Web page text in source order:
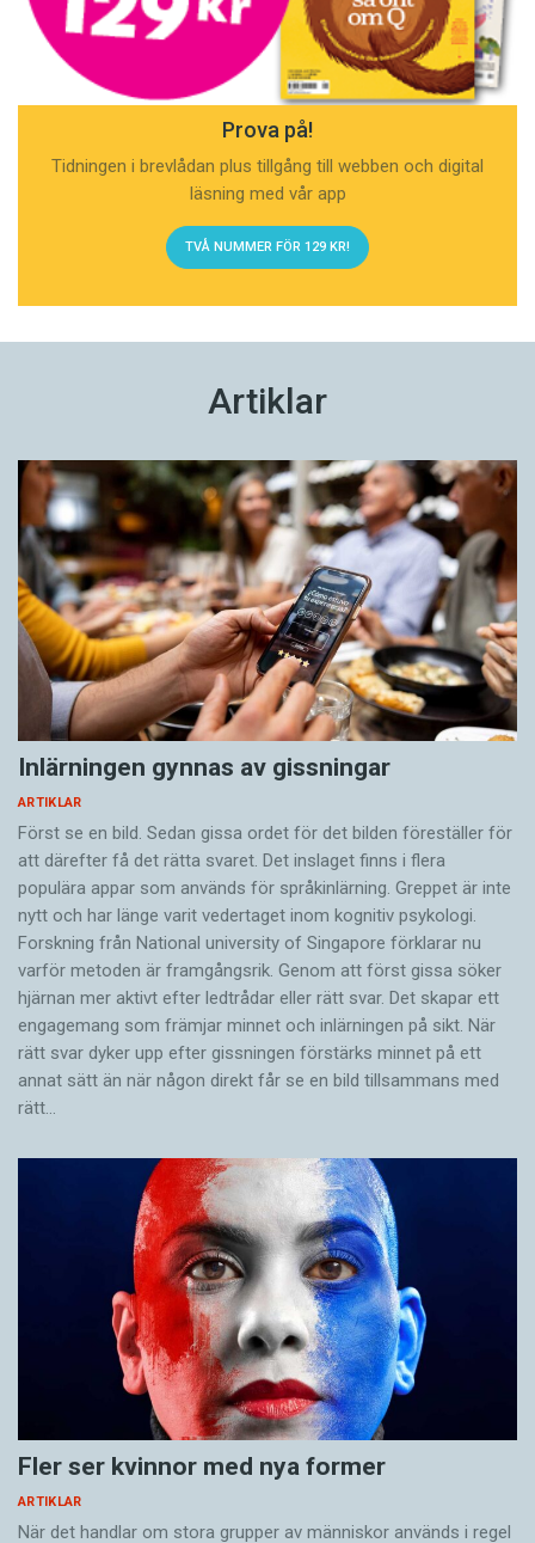
Prova på!
Tidningen i brevlådan plus tillgång till webben och digital
läsning med vår app
TVÅ NUMMER FÖR 129 KR!
Artiklar
Inlärningen gynnas av gissningar
ARTIKLAR
Först se en bild. Sedan gissa ordet för det bilden föreställer för
att därefter få det rätta svaret. Det inslaget finns i flera
populära appar som används för språkinlärning. Greppet är inte
nytt och har länge varit vedertaget inom kognitiv psykologi.
Forskning från National university of Singa­pore förklarar nu
varför metoden är framgångsrik. Genom att först gissa ­söker
hjärnan mer aktivt ­efter ledtrådar eller rätt svar. Det skapar ett
engagemang som främjar minnet och inlärningen på sikt. När
rätt svar dyker upp efter gissningen förstärks minnet på ett
annat sätt än när någon direkt får se en bild tillsammans med
rätt…
Fler ser kvinnor med nya former
ARTIKLAR
När det handlar om stora grupper av människor används i regel